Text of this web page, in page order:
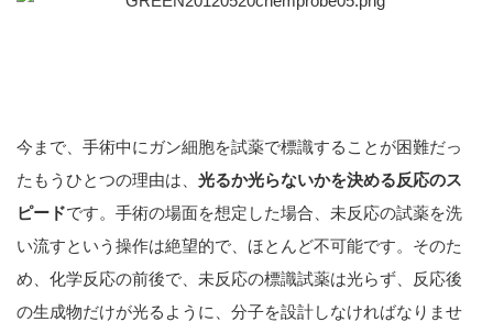
今まで、手術中にガン細胞を試薬で標識することが困難だっ
たもうひとつの理由は、 光るか光らないかを決める反応のス
ピードです。手術の場面を想定した場合、未反応の試薬を洗
い流すという操作は絶望的で、ほとんど不可能です。そのた
め、化学反応の前後で、未反応の標識試薬は光らず、反応後
の生成物だけが光るように、分子を設計しなければなりませ